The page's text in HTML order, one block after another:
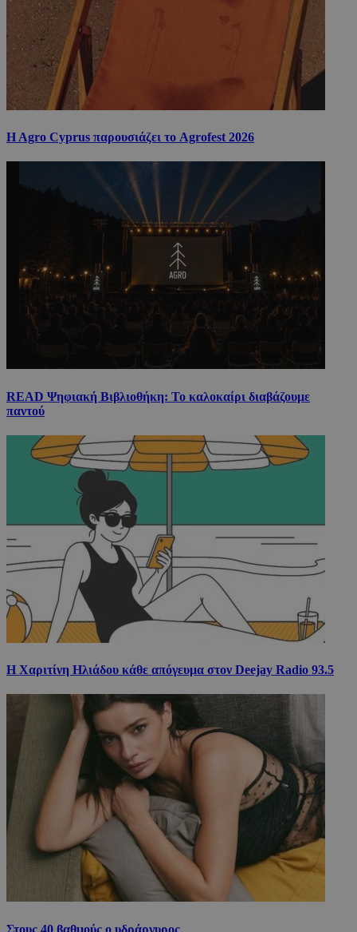
H Agro Cyprus παρουσιάζει το Agrofest 2026
READ Ψηφιακή Βιβλιοθήκη: Το καλοκαίρι διαβάζουμε
παντού
Η Χαριτίνη Ηλιάδου κάθε απόγευμα στον Deejay Radio 93.5
Στους 40 βαθμούς ο υδράργυρος